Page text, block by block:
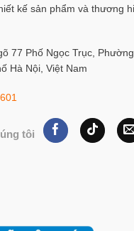
những nơi tu
kế sản phẩm và thương
77 Phố Ngọc Trục,
Hà Nội, Việt Nam
tôi